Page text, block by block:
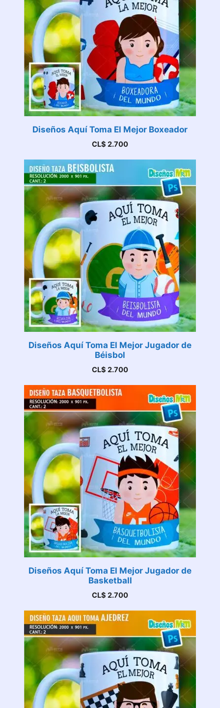
Diseños Aquí Toma El Mejor Boxeador
CL$ 2.700
Diseños Aquí Toma El Mejor Jugador de
Béisbol
CL$ 2.700
Diseños Aquí Toma El Mejor Jugador de
Basketball
CL$ 2.700